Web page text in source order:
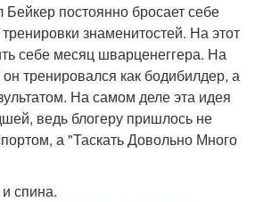
Бейкер постоянно бросает себе
знаменитостей. На этот
себе месяц шварценеггера. На
тренировался как бодибилдер, а
На самом деле эта идея
ведь блогеру пришлось не
а "Таскать Довольно Много
спина.